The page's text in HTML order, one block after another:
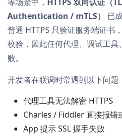
Authentication / mTLS）
已
普通 HTTPS 只验证服务端证书
校验，因此任何代理、调试工
败。
开发者在联调时常遇到以下问题
代理工具无法解密 HTTPS
Charles / Fiddler 直接报错
App 提示 SSL 握手失败